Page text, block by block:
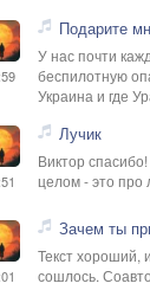
Подарите
У нас почти
беспилотную
Украина и где
Лучик
Виктор
целом - это про
Зачем ты
Текст хороший,
сошлось.